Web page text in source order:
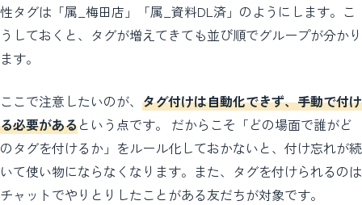
性タグは「属_梅田店」「属_資料DL済」のようにします。こ
うしておくと、タグが増えてきても並び順でグループが分かり
ます。
ここで注意したいのが、 タグ付けは自動化できず、手動で付け
る必要があるという点です。 だからこそ「どの場面で誰がど
のタグを付けるか」をルール化しておかないと、付け忘れが続
いて使い物にならなくなります。また、タグを付けられるのは
チャットでやりとりしたことがある友だちが対象です。